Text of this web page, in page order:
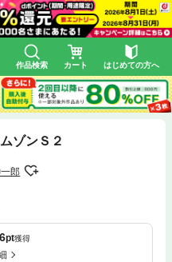
作品検索 カート はじめての方へ
ゾンＳ２
郎
6pt獲得